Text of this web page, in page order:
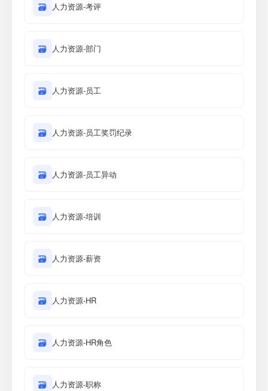
🗃 人力资源-考评
🗃 人力资源-部门
🗃 人力资源-员工
🗃 人力资源-员工奖罚纪录
🗃 人力资源-员工异动
🗃 人力资源-培训
🗃 人力资源-薪资
🗃 人力资源-HR
🗃 人力资源-HR角色
🗃 人力资源-职称